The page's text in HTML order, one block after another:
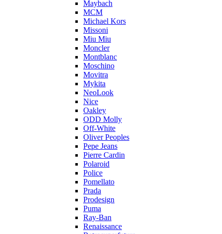
Maybach
MCM
Michael Kors
Missoni
Miu Miu
Moncler
Montblanc
Moschino
Movitra
Mykita
NeoLook
Nice
Oakley
ODD Molly
Off-White
Oliver Peoples
Pepe Jeans
Pierre Cardin
Polaroid
Police
Pomellato
Prada
Prodesign
Puma
Ray-Ban
Renaissance